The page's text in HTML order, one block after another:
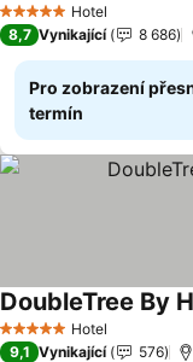
5 Počet hvězdiček
Hotel
8,7 Vynikající 8 686
Pro zobrazení
termín
5 Počet hvězdiček
Hotel
DoubleTree By
9,1 Vynikající 576